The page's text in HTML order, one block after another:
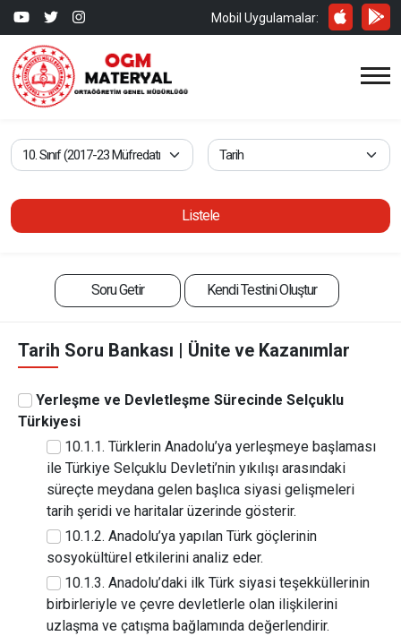
Mobil Uygulamalar:
Listele
Soru Getir Kendi Testini Oluştur
Tarih Soru Bankası | Ünite ve Kazanımlar
Yerleşme ve Devletleşme Sürecinde Selçuklu
Türkiyesi
10.1.1. Türklerin Anadolu’ya yerleşmeye başlaması
ile Türkiye Selçuklu Devleti’nin yıkılışı arasındaki
süreçte meydana gelen başlıca siyasi gelişmeleri
tarih şeridi ve haritalar üzerinde gösterir.
10.1.2. Anadolu’ya yapılan Türk göçlerinin
sosyokültürel etkilerini analiz eder.
10.1.3. Anadolu’daki ilk Türk siyasi teşekküllerinin
birbirleriyle ve çevre devletlerle olan ilişkilerini
uzlaşma ve çatışma bağlamında değerlendirir.